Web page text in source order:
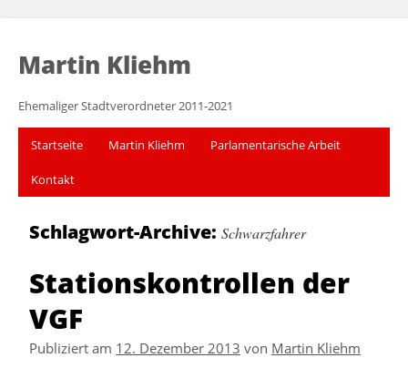
Martin Kliehm
Ehemaliger Stadtverordneter 2011-2021
Startseite Martin Kliehm Parlamentarische Arbeit
Kontakt
Schlagwort-Archive: Schwarzfahrer
Stationskontrollen der
VGF
Publiziert am 12. Dezember 2013 von Martin Kliehm